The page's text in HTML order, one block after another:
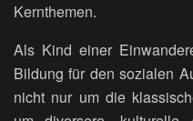
Kernthemen.
Als Kind einer
Bildung für den sozialen
nicht nur um die